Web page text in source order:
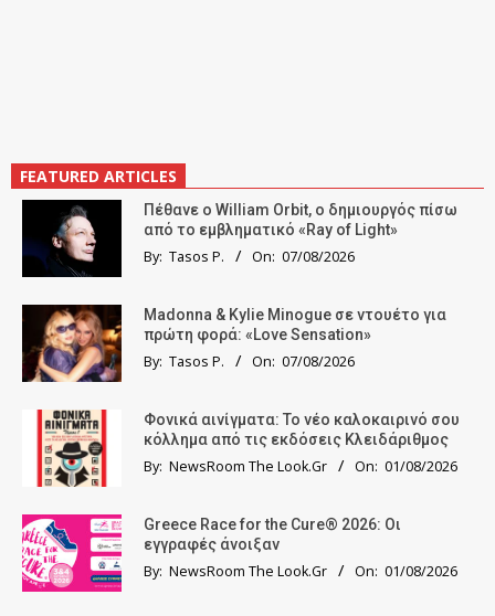
FEATURED ARTICLES
Πέθανε ο William Orbit, ο δημιουργός πίσω
από το εμβληματικό «Ray of Light»
By: Tasos P. On: 07/08/2026
Madonna & Kylie Minogue σε ντουέτο για
πρώτη φορά: «Love Sensation»
By: Tasos P. On: 07/08/2026
Φονικά αινίγματα: Το νέο καλοκαιρινό σου
κόλλημα από τις εκδόσεις Κλειδάριθμος
By: NewsRoom The Look.Gr On: 01/08/2026
Greece Race for the Cure® 2026: Οι
εγγραφές άνοιξαν
By: NewsRoom The Look.Gr On: 01/08/2026